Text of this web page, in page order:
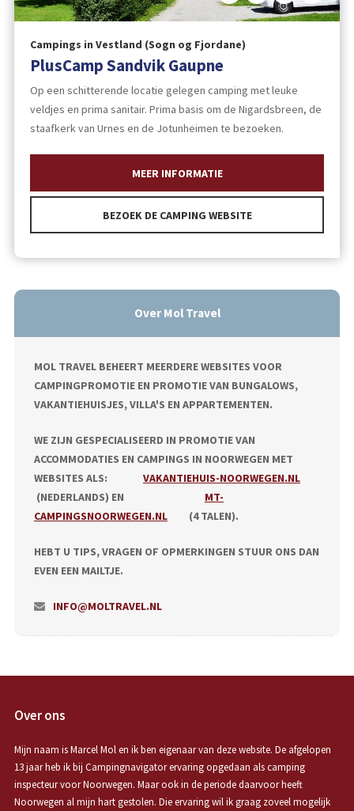
Campings in Vestland (Sogn og Fjordane)
PlusCamp Sandvik Gaupne
Op een schitterende locatie gelegen camping met leuke
veldjes en prima sanitair. Prima basis om de Nigardsbreen, de
staafkerk van Urnes en de Jotunheimen te bezoeken.
MEER INFORMATIE
BEZOEK DE CAMPING WEBSITE
Over Mol Travel
MOL TRAVEL BEHEERT MEERDERE WEBSITES VOOR
CAMPINGPROMOTIE EN PROMOTIE VAN BUNGALOWS,
VAKANTIEHUISJES, VILLA'S EN APPARTEMENTEN.
WE ZIJN GESPECIALISEERD IN PROMOTIE VAN
ACCOMMODATIES EN CAMPINGS IN NOORWEGEN MET
WEBSITES ALS: VAKANTIEHUIS-NOORWEGEN.NL
(NEDERLANDS) EN MT-
CAMPINGSNOORWEGEN.NL(4 TALEN).
HEBT U TIPS, VRAGEN OF OPMERKINGEN STUUR ONS DAN
EVEN EEN MAILTJE.
INFO@MOLTRAVEL.NL
Over ons
Mijn naam is Marcel Mol en ik ben eigenaar van deze website. De afgelopen
13 jaar heb ik bij Campingnavigator ervaring opgedaan als camping
inspecteur voor Noorwegen. Maar ook in de periode daarvoor heeft
Noorwegen al mijn hart gestolen. Die ervaring wil ik graag zoveel mogelijk